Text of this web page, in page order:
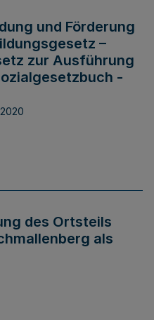
und Förderung
–
zur Ausführung
-
des Ortsteils
als